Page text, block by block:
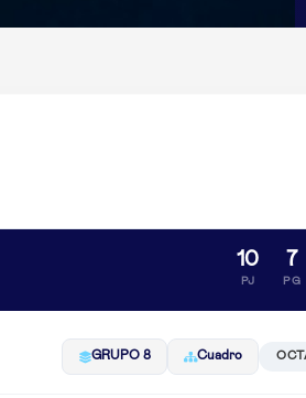
10
PJ
7
PG
GRUPO 8 Cuadro